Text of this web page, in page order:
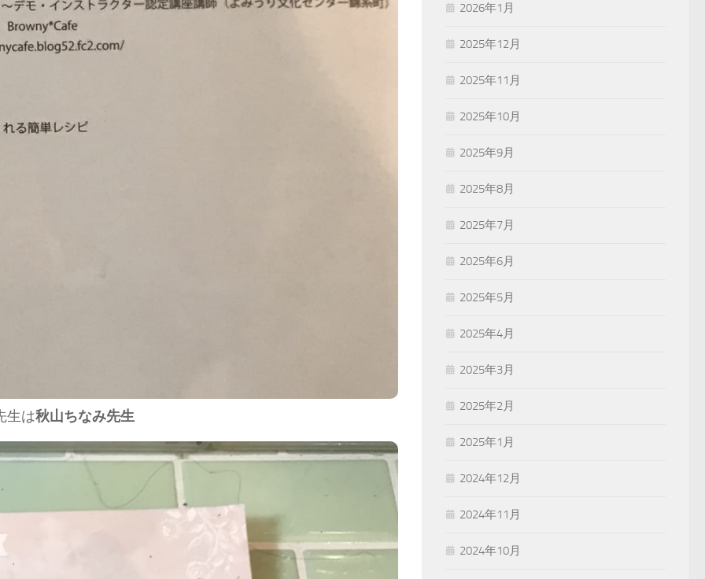
生は秋山ちなみ先生
2026年1月
2025年12月
2025年11月
2025年10月
2025年9月
2025年8月
2025年7月
2025年6月
2025年5月
2025年4月
2025年3月
2025年2月
2025年1月
2024年12月
2024年11月
2024年10月